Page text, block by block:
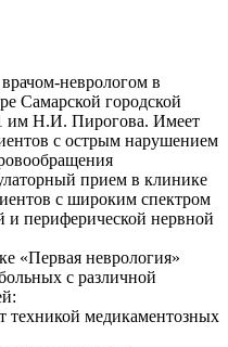
неврологом в
Самарской городской
им Н.И. Пирогова. Имеет
с острым нарушением
прием в клинике
с широким спектром
и периферической нервной
«Первая неврология»
с различной
техникой медикаментозных